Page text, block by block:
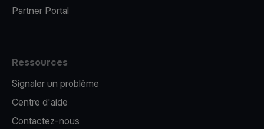
Partner Portal
Ressources
Signaler un problème
Centre d'aide
Contactez-nous